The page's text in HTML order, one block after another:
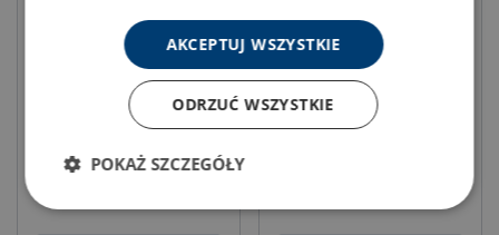
Hydraulic Hoses - H1 SO
Hydraulic Hoses - Extension
Hoses VL SOU
AKCEPTUJ WSZYSTKIE
ODRZUĆ WSZYSTKIE
POKAŻ SZCZEGÓŁY